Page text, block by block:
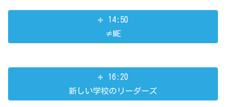
14:50
≠ME
16:20
新しい学校のリーダーズ